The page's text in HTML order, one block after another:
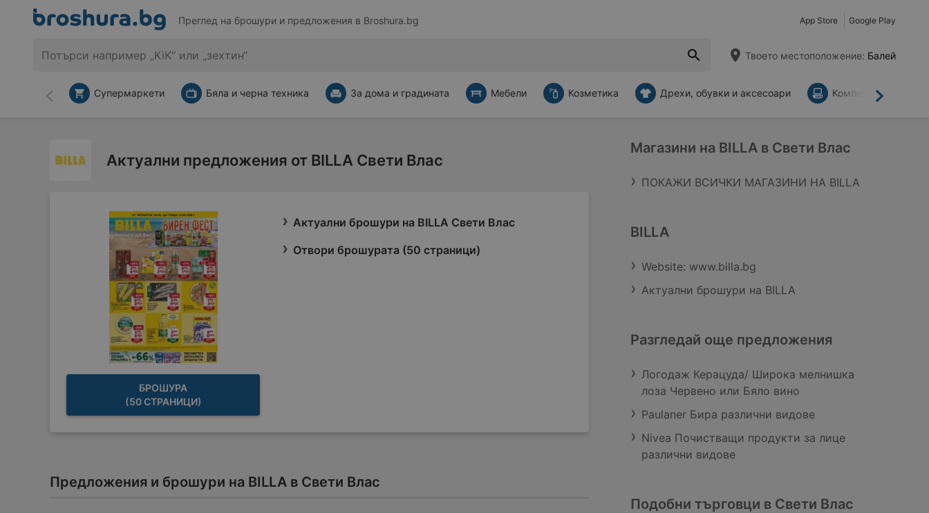
Преглед на брошури и предложения в Broshura.bg App Store Google Play
Твоето местоположение: Балей
Назад Напред
Супермаркети Бяла и черна техника За дома и градината Мебели Козметика Дрехи, обувки и аксесоари Компютри и
Актуални предложения от BILLA Свети Влас
БРОШУРА
(50 СТРАНИЦИ)
Актуални брошури на BILLA Свети Влас
Отвори брошурата (50 страници)
Предложения и брошури на BILLA в Свети Влас
Магазини на BILLA в Свети Влас
ПОКАЖИ ВСИЧКИ МАГАЗИНИ НА BILLA
BILLA
Website: www.billa.bg
Актуални брошури на BILLA
Разгледай още предложения
Логодаж Керацуда/ Широка мелнишка
лоза Червено или Бяло вино
Paulaner Бира различни видове
Nivea Почистващи продукти за лице
различни видове
Подобни търговци в Свети Влас